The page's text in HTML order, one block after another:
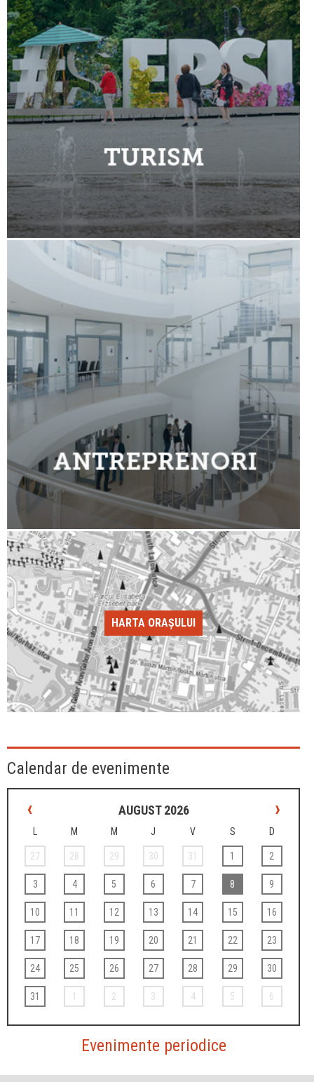
HARTA ORAȘULUI
Calendar de evenimente
‹ AUGUST 2026 ›
L M M J V S D
27 28 29 30 31 1 2
3 4 5 6 7 8 9
10 11 12 13 14 15 16
17 18 19 20 21 22 23
24 25 26 27 28 29 30
31 1 2 3 4 5 6
Evenimente periodice